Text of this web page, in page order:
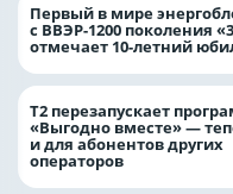
Первый в мире
с ВВЭР-1200 поколения
отмечает 10-летний
Т2 перезапускает
«Выгодно вместе» —
и для абонентов других
операторов